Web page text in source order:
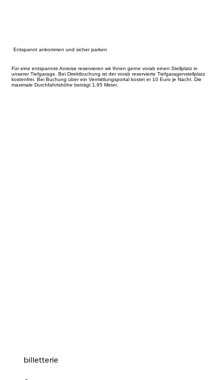
Entspannt ankommen und sicher parken
Für eine entspannte Anreise reservieren wir Ihnen gerne vorab einen Stellplatz in
unserer Tiefgarage. Bei Direktbuchung ist der vorab reservierte Tiefgaragenstellplatz
kostenfrei. Bei Buchung über ein Vermittlungsportal kostet er 10 Euro je Nacht. Die
maximale Durchfahrtshöhe beträgt 1,95 Meter.
billetterie